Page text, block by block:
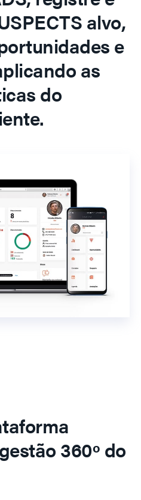
alvo,
e
as
do
360º do